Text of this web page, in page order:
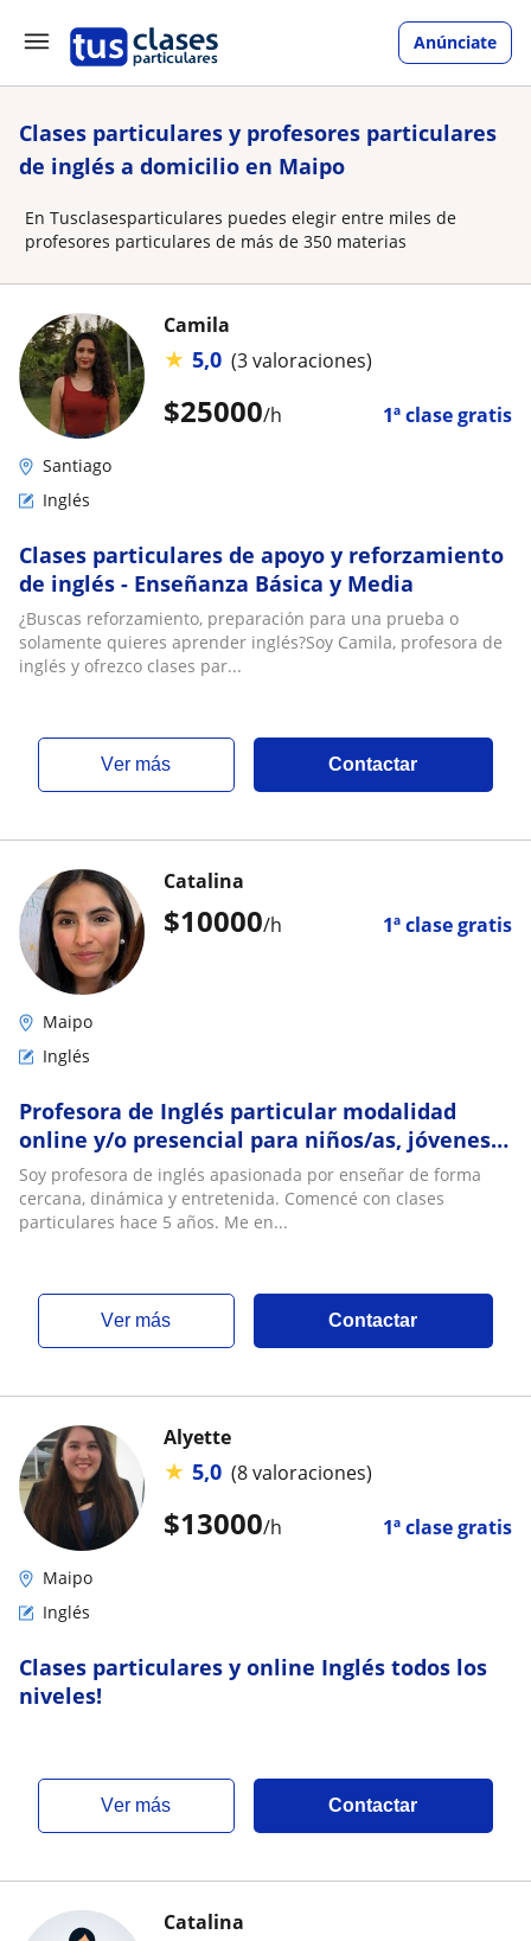
Anúnciate
Clases particulares y profesores particulares
de inglés a domicilio en Maipo
En Tusclasesparticulares puedes elegir entre miles de
profesores particulares de más de 350 materias
$25000/h 1ª clase gratis
Camila
★ 5,0 (3 valoraciones)
Santiago
Inglés
Clases particulares de apoyo y reforzamiento
de inglés - Enseñanza Básica y Media
¿Buscas reforzamiento, preparación para una prueba o
solamente quieres aprender inglés?Soy Camila, profesora de
inglés y ofrezco clases par...
ver más Contactar
$10000/h 1ª clase gratis
Catalina
Maipo
Inglés
Profesora de Inglés particular modalidad
online y/o presencial para niños/as, jóvenes y
adultos
Soy profesora de inglés apasionada por enseñar de forma
cercana, dinámica y entretenida. Comencé con clases
particulares hace 5 años. Me en...
ver más Contactar
$13000/h 1ª clase gratis
Alyette
★ 5,0 (8 valoraciones)
Maipo
Inglés
Clases particulares y online Inglés todos los
niveles!
ver más Contactar
Catalina